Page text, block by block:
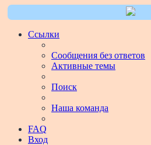
Ссылки
Сообщения без ответов
Активные темы
Поиск
Наша команда
FAQ
Вход